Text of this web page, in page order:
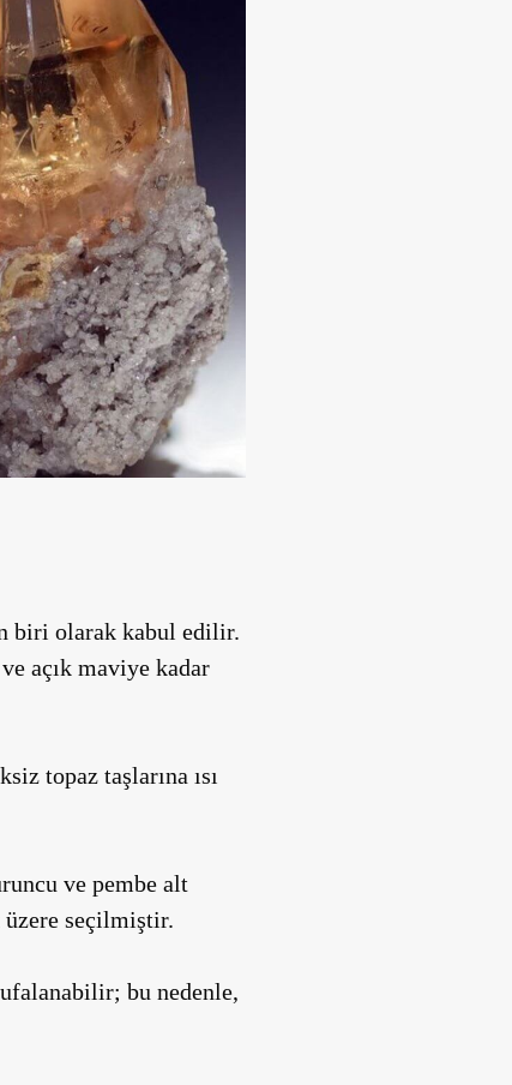
biri olarak kabul edilir.
açık maviye kadar
topaz taşlarına ısı
ve pembe alt
üzere seçilmiştir.
bu nedenle,